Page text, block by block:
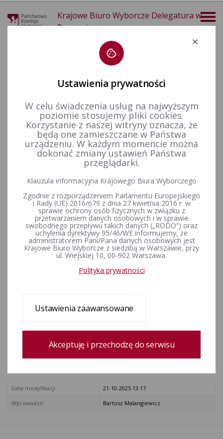
Krajowe Biuro Wyborcze Delegatura w
Poznaniu
Konstytucja Rzeczypospolitej Polskiej​
KONSTYTUCJA
RZECZYPOSPOLITEJ POLSKIEJ
z dnia 2 kwietnia 1997 r.
(Dziennik Ustaw Nr 78, poz. 483)
sprostowanie Dziennik Ustaw z 2001 r. Nr 28, poz. 319
zmiana: Dziennik Ustaw z 2006 r. Nr 200, poz. 1471
Dziennik Ustaw z 2009 r. Nr 114, poz. 946)
ZAŁĄCZNIKI
Bartosz Goździk
Data modyfikacji
21-10-2025 13:17
Wprowadził:
Bartosz Malangiewicz
Ustawienia prywatności
W celu świadczenia usług na najwyższym
poziomie stosujemy pliki cookies.
Korzystanie z naszej witryny oznacza, że
będą one zamieszczane w Państwa
urządzeniu. W każdym momencie można
dokonać zmiany ustawień Państwa
przeglądarki.
Klauzula informacyjna Krajowego Biura Wyborczego
Zgodnie z rozporządzeniem Parlamentu Europejskiego
i Rady (UE) 2016/679 z dnia 27 kwietnia 2016 r. w
sprawie ochrony osób fizycznych w związku z
przetwarzaniem danych osobowych i w sprawie
swobodnego przepływu takich danych („RODO”) oraz
uchylenia dyrektywy 95/46/WE informujemy, że
administratorem Pani/Pana danych osobowych jest
Krajowe Biuro Wyborcze z siedzibą w Warszawie, przy
ul. Wiejskiej 10, 00-902 Warszawa.
Polityka prywatności
Ustawienia zaawansowane
Akceptuję i przechodzę do serwisu